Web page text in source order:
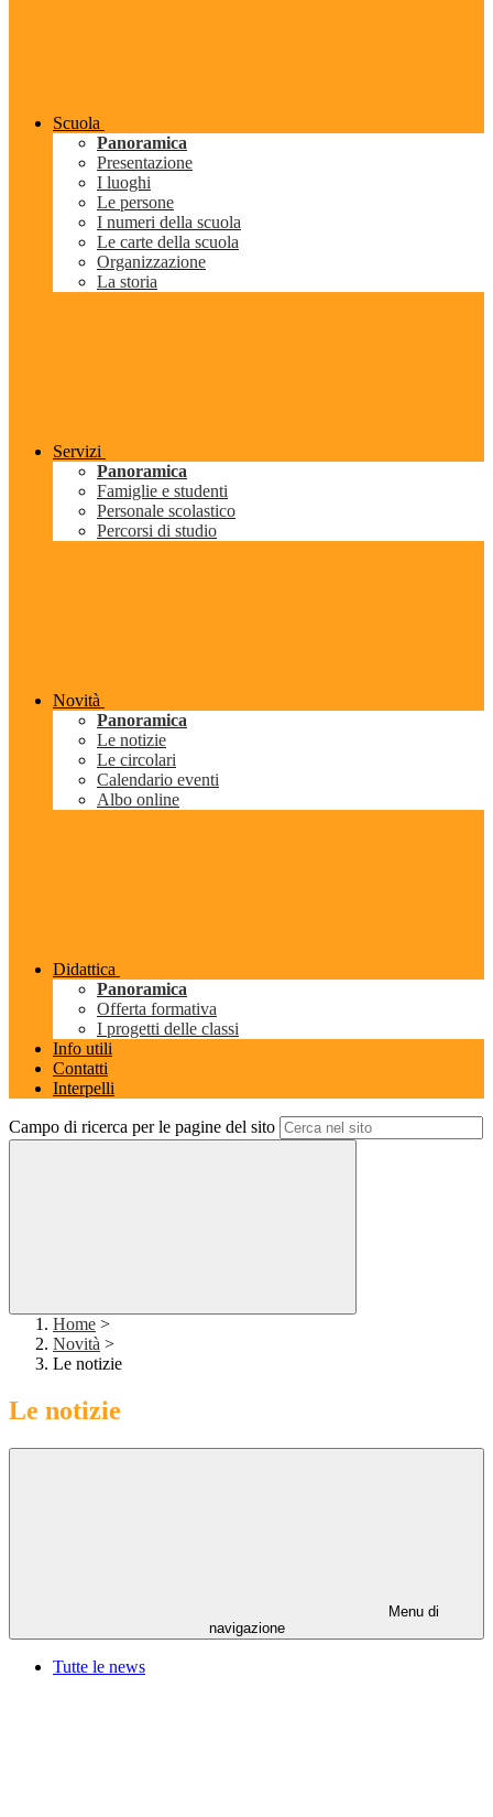
Scuola
Panoramica
Presentazione
I luoghi
Le persone
I numeri della scuola
Le carte della scuola
Organizzazione
La storia
Servizi
Panoramica
Famiglie e studenti
Personale scolastico
Percorsi di studio
Novità
Panoramica
Le notizie
Le circolari
Calendario eventi
Albo online
Didattica
Panoramica
Offerta formativa
I progetti delle classi
Info utili
Contatti
Interpelli
Campo di ricerca per le pagine del sito
Home >
Novità >
Le notizie
Le notizie
Menu di
navigazione
Tutte le news